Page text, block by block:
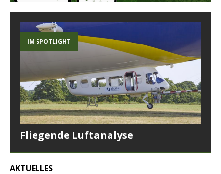
IM SPOTLIGHT
Fliegende Luftanalyse
AKTUELLES